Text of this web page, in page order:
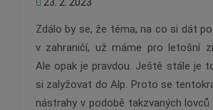
Zdálo by se, že téma, na co si dát
v zahraničí, už máme pro letošní
Ale opak je pravdou. Ještě stále je
si zalyžovat do Alp. Proto se
nástrahy v podobě takzvaných lovců